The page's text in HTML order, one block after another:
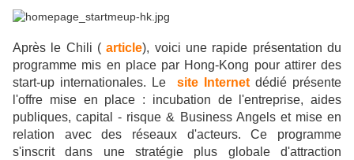
Après le Chili ( article), voici une rapide présentation du
programme mis en place par Hong-Kong pour attirer des
start-up internationales. Le
site Internet dédié présente
l'offre mise en place : incubation de l'entreprise, aides
publiques, capital - risque & Business Angels et mise en
relation avec des réseaux d'acteurs. Ce programme
s'inscrit dans une stratégie plus globale d'attraction